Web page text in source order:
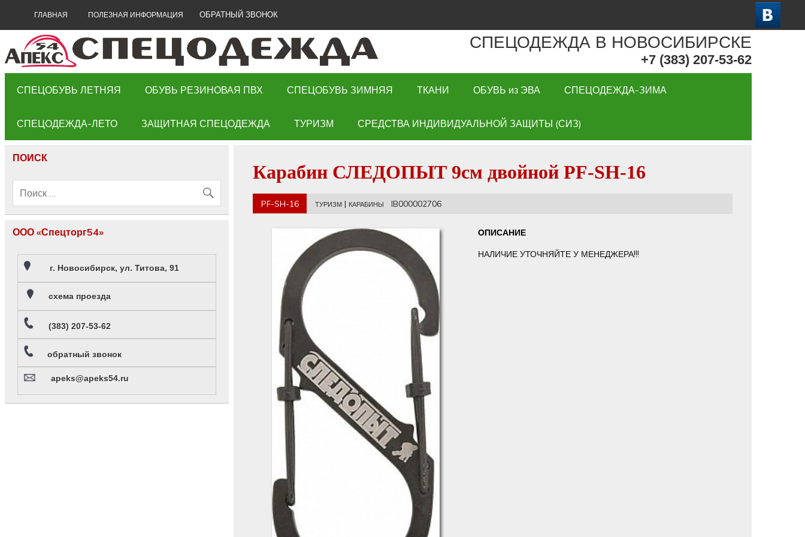
ГЛАВНАЯ ПОЛЕЗНАЯ ИНФОРМАЦИЯ ОБРАТНЫЙ ЗВОНОК
СПЕЦОДЕЖДА В НОВОСИБИРСКЕ
+7 (383) 207-53-62
СПЕЦОБУВЬ ЛЕТНЯЯ ОБУВЬ РЕЗИНОВАЯ ПВХ СПЕЦОБУВЬ ЗИМНЯЯ ТКАНИ ОБУВЬ из ЭВА СПЕЦОДЕЖДА-ЗИМА
СПЕЦОДЕЖДА-ЛЕТО ЗАЩИТНАЯ СПЕЦОДЕЖДА ТУРИЗМ СРЕДСТВА ИНДИВИДУАЛЬНОЙ ЗАЩИТЫ (СИЗ)
Карабин СЛЕДОПЫТ 9см двойной PF-SH-16
PF-SH-16 ТУРИЗМ | КАРАБИНЫ IB000002706
ОПИСАНИЕ
НАЛИЧИЕ УТОЧНЯЙТЕ У МЕНЕДЖЕРА!!!
ПОИСК
ООО «Спецторг54»
г. Новосибирск, ул. Титова, 91
схема проезда
(383) 207-53-62
обратный звонок
apeks@apeks54.ru